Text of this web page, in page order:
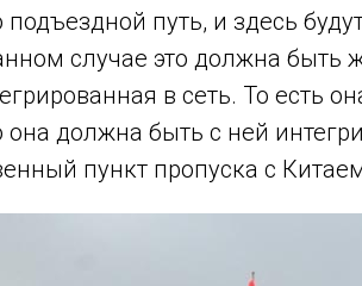
подъездной путь, и здесь
случае это должна быть
в сеть. То есть
она должна быть с ней
пункт пропуска с